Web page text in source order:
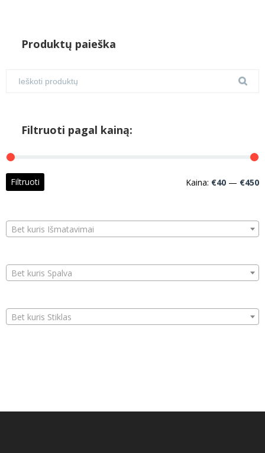
Produktų paieška
Filtruoti pagal kainą:
Filtruoti Kaina: €40 — €450
Bet kuris Išmatavimai
Bet kuris Spalva
Bet kuris Stiklas